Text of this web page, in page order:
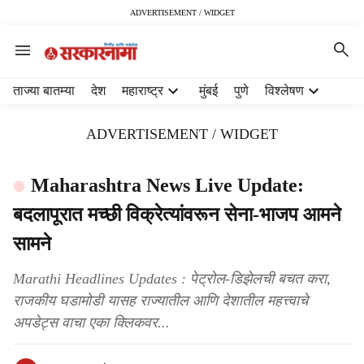
ADVERTISEMENT / WIDGET
ताज्या बातम्या देश महाराष्ट्र मुंबई पुणे विश्लेषण
ADVERTISEMENT / WIDGET
Maharashtra News Live Update:
बदलापूरात मच्छी विक्रेत्यांवरून सेना-भाजप आमने
सामने
Marathi Headlines Updates : पेट्रोल-डिझेलची बचत करा,
राजकीय घडामोडी यासह राज्यातील आणि देशातील महत्त्वाचे
अपडेट्स वाचा एका क्लिकवर...